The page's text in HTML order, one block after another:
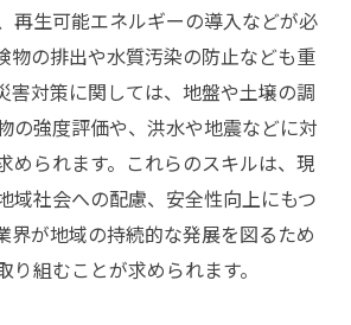
再生可能エネルギーの導入などが必
物の排出や水質汚染の防止なども重
害対策に関しては、地盤や土壌の調
の強度評価や、洪水や地震などに対
められます。これらのスキルは、現
域社会への配慮、安全性向上にもつ
界が地域の持続的な発展を図るため
り組むことが求められます。